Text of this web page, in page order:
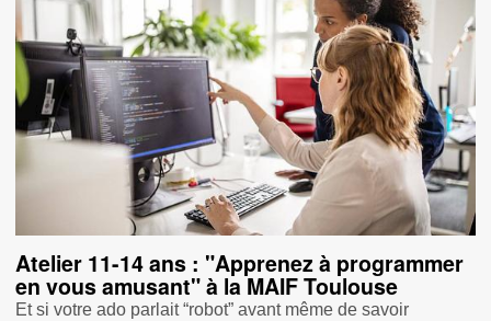
Atelier 11-14 ans : "Apprenez à programmer
en vous amusant" à la MAIF Toulouse
Et si votre ado parlait “robot” avant même de savoir